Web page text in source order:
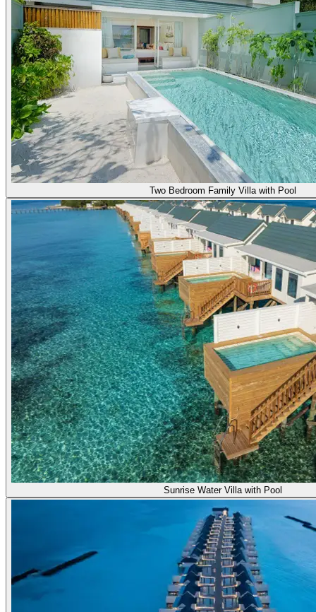
Two Bedroom Family Villa with Pool
Sunrise Water Villa with Pool